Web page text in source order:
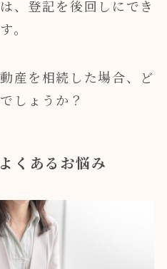
、登記を後回しにでき
。
産を相続した場合、ど
しょうか？
くあるお悩み